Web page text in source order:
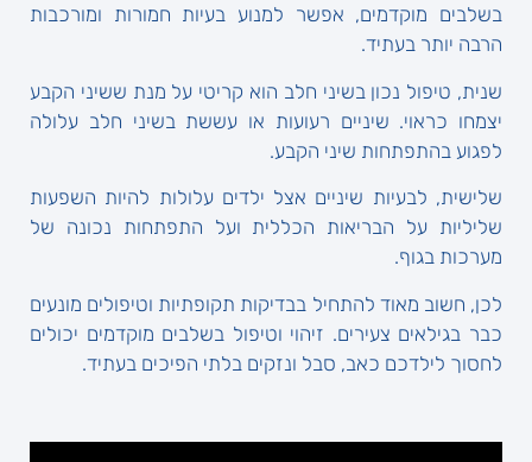
בשלבים מוקדמים, אפשר למנוע בעיות חמורות ומורכבות
הרבה יותר בעתיד.
שנית, טיפול נכון בשיני חלב הוא קריטי על מנת ששיני הקבע
יצמחו כראוי. שיניים רעועות או עששת בשיני חלב עלולה
לפגוע בהתפתחות שיני הקבע.
שלישית, לבעיות שיניים אצל ילדים עלולות להיות השפעות
שליליות על הבריאות הכללית ועל התפתחות נכונה של
מערכות בגוף.
לכן, חשוב מאוד להתחיל בבדיקות תקופתיות וטיפולים מונעים
כבר בגילאים צעירים. זיהוי וטיפול בשלבים מוקדמים יכולים
לחסוך לילדכם כאב, סבל ונזקים בלתי הפיכים בעתיד.